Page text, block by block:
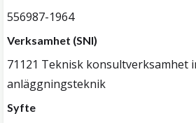
556987-1964
Verksamhet (SNI)
71121 Teknisk konsultverksamhet
anläggningsteknik
Syfte